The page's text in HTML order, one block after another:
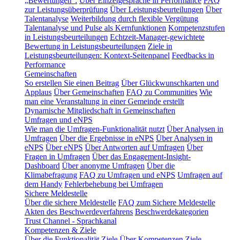
zur Leistungsüberprüfung Über Leistungsbeurteilungen Über
Talentanalyse Weiterbildung durch flexible Vergütung
Talentanalyse und Pulse als Kernfunktionen Kompetenzstufen
in Leistungsbeurteilungen Echtzeit-Manager-gewichtete
Bewertung in Leistungsbeurteilungen Ziele in
Leistungsbeurteilungen: Kontext-Seitenpanel Feedbacks in
Performance
Gemeinschaften
So erstellen Sie einen Beitrag Über Glückwunschkarten und
Applaus Über Gemeinschaften FAQ zu Communities Wie
man eine Veranstaltung in einer Gemeinde erstellt
Dynamische Mitgliedschaft in Gemeinschaften
Umfragen und eNPS
Wie man die Umfragen-Funktionalität nutzt Über Analysen in
Umfragen Über die Ergebnisse in eNPS Über Analysen in
eNPS Über eNPS Über Antworten auf Umfragen Über
Fragen in Umfragen Über das Engagement-Insight-
Dashboard Über anonyme Umfragen Über die
Klimabefragung FAQ zu Umfragen und eNPS Umfragen auf
dem Handy Fehlerbehebung bei Umfragen
Sichere Meldestelle
Über die sichere Meldestelle FAQ zum Sichere Meldestelle
Akten des Beschwerdeverfahrens Beschwerdekategorien
Trust Channel - Sprachkanal
Kompetenzen & Ziele